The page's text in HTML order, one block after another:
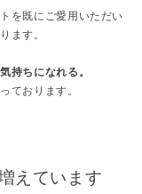
を既にご愛用いただい
ます。
持ちになれる。
ております。
えています